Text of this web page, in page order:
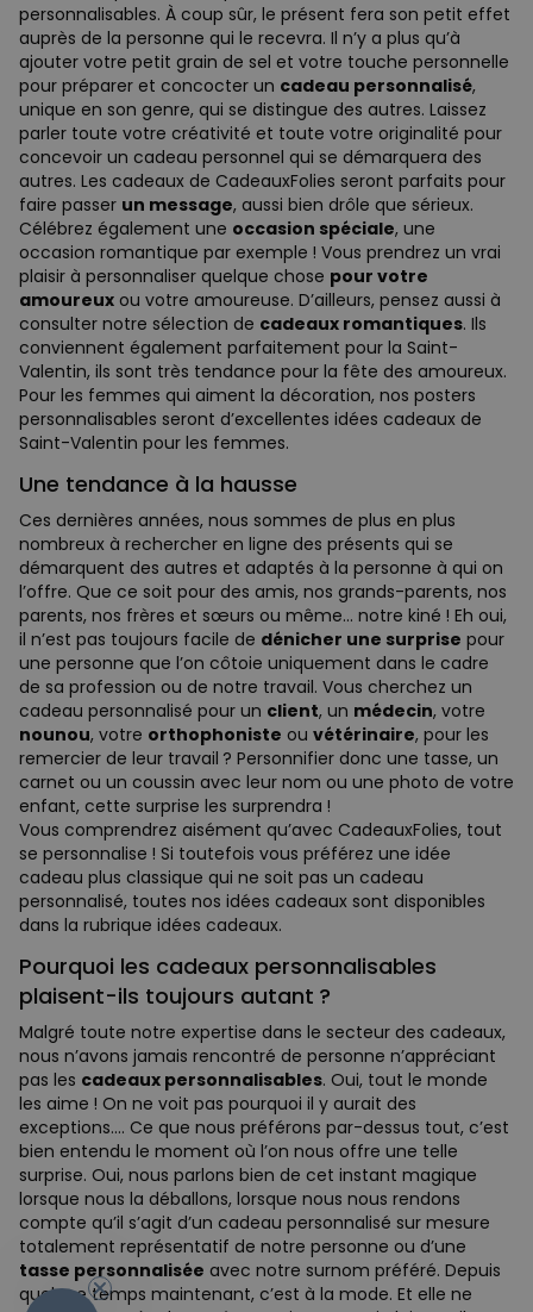
personnalisables. À coup sûr, le présent fera son petit effet
auprès de la personne qui le recevra. Il n’y a plus qu’à
ajouter votre petit grain de sel et votre touche personnelle
pour préparer et concocter un cadeau personnalisé,
unique en son genre, qui se distingue des autres. Laissez
parler toute votre créativité et toute votre originalité pour
concevoir un cadeau personnel qui se démarquera des
autres. Les cadeaux de CadeauxFolies seront parfaits pour
faire passer un message, aussi bien drôle que sérieux.
Célébrez également une occasion spéciale, une
occasion romantique par exemple ! Vous prendrez un vrai
plaisir à personnaliser quelque chose pour votre
amoureux ou votre amoureuse. D’ailleurs, pensez aussi à
consulter notre sélection de cadeaux romantiques. Ils
conviennent également parfaitement pour la Saint-
Valentin, ils sont très tendance pour la fête des amoureux.
Pour les femmes qui aiment la décoration, nos posters
personnalisables seront d’excellentes idées cadeaux de
Saint-Valentin pour les femmes.
Une tendance à la hausse
Ces dernières années, nous sommes de plus en plus
nombreux à rechercher en ligne des présents qui se
démarquent des autres et adaptés à la personne à qui on
l’offre. Que ce soit pour des amis, nos grands-parents, nos
parents, nos frères et sœurs ou même… notre kiné ! Eh oui,
il n’est pas toujours facile de dénicher une surprise pour
une personne que l’on côtoie uniquement dans le cadre
de sa profession ou de notre travail. Vous cherchez un
cadeau personnalisé pour un client, un médecin, votre
nounou, votre orthophoniste ou vétérinaire, pour les
remercier de leur travail ? Personnifier donc une tasse, un
carnet ou un coussin avec leur nom ou une photo de votre
enfant, cette surprise les surprendra !
Vous comprendrez aisément qu’avec CadeauxFolies, tout
se personnalise ! Si toutefois vous préférez une idée
cadeau plus classique qui ne soit pas un cadeau
personnalisé, toutes nos idées cadeaux sont disponibles
dans la rubrique idées cadeaux.
Pourquoi les cadeaux personnalisables
plaisent-ils toujours autant ?
Malgré toute notre expertise dans le secteur des cadeaux,
nous n’avons jamais rencontré de personne n’appréciant
pas les cadeaux personnalisables. Oui, tout le monde
les aime ! On ne voit pas pourquoi il y aurait des
exceptions.... Ce que nous préférons par-dessus tout, c’est
bien entendu le moment où l’on nous offre une telle
surprise. Oui, nous parlons bien de cet instant magique
lorsque nous la déballons, lorsque nous nous rendons
compte qu’il s’agit d’un cadeau personnalisé sur mesure
totalement représentatif de notre personne ou d’une
tasse personnalisée avec notre surnom préféré. Depuis
quelque temps maintenant, c’est à la mode. Et elle ne
- 10%